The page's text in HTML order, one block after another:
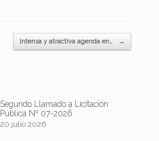
Intensa y atractiva agenda en… →
Segundo Llamado a Licitación
Pública Nº 07-2026
20 julio 2026